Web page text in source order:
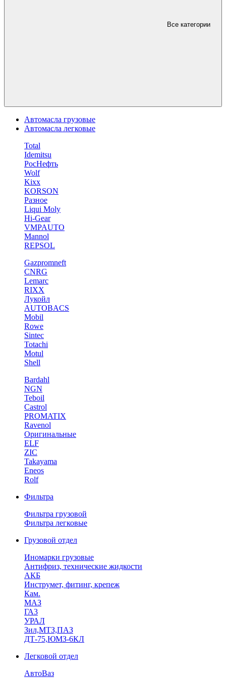
Все категории
Автомасла грузовые
Автомасла легковые
Total
Idemitsu
РосНефть
Wolf
Kixx
KORSON
Разное
Liqui Moly
Hi-Gear
VMPAUTO
Mannol
REPSOL
Gazpromneft
CNRG
Lemarc
RIXX
Лукойл
AUTOBACS
Mobil
Rowe
Sintec
Totachi
Motul
Shell
Bardahl
NGN
Teboil
Castrol
PROMATIX
Ravenol
Оригинальные
ELF
ZIC
Takayama
Eneos
Rolf
Фильтра
Фильтра грузовой
Фильтра легковые
Грузовой отдел
Иномарки грузовые
Антифриз, технические жидкости
АКБ
Инструмет, фитинг, крепеж
Кам.
МАЗ
ГА3
УРАЛ
Зил,МТЗ,ПАЗ
ДТ-75,ЮМЗ-6КЛ
Легковой отдел
АвтоВаз